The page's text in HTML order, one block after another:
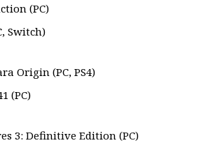
(PC)
Switch)
Origin (PC, PS4)
(PC)
3: Definitive Edition (PC)